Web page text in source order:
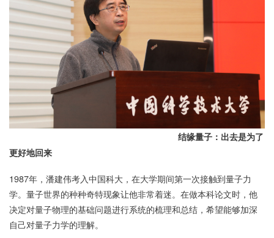
结缘量子：出去是为了
更好地回来
1987年，潘建伟考入中国科大，在大学期间第一次接触到量子力
学。量子世界的种种奇特现象让他非常着迷。在做本科论文时，他
决定对量子物理的基础问题进行系统的梳理和总结，希望能够加深
自己对量子力学的理解。